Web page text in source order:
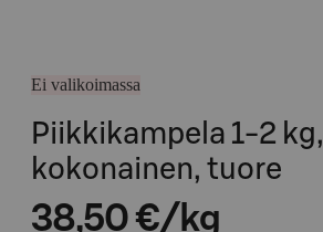
Ei valikoimassa
Piikkikampela 1-2 kg,
kokonainen, tuore
38,50 €/kg